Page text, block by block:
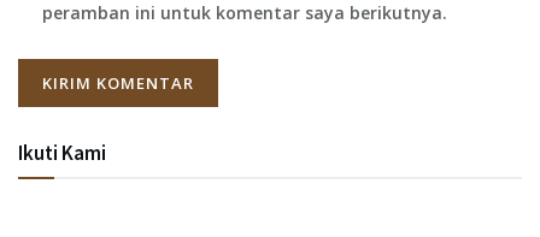
peramban ini untuk komentar saya berikutnya.
Ikuti Kami